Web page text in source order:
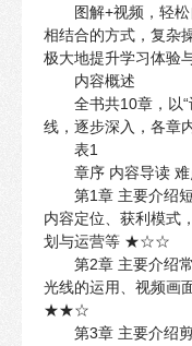
图解+视频，轻
相结合的方式，复杂
极大地提升学习体验
内容概述
全书共10章，
线，逐步深入，各章
表1
章序 内容导读
第1章 主要介绍
内容定位、获利模式
划与运营等 ★☆☆
第2章 主要介绍
光线的运用、视频画
★★☆
第3章 主要介绍